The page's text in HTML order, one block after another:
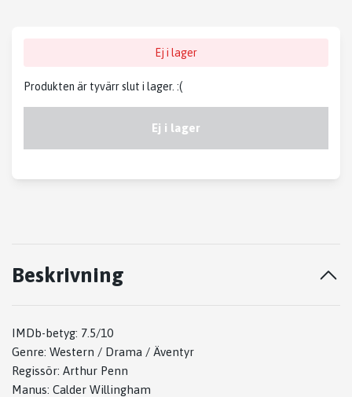
Ej i lager
Produkten är tyvärr slut i lager. :(
Ej i lager
Beskrivning
IMDb-betyg: 7.5/10
Genre: Western / Drama / Äventyr
Regissör: Arthur Penn
Manus: Calder Willingham